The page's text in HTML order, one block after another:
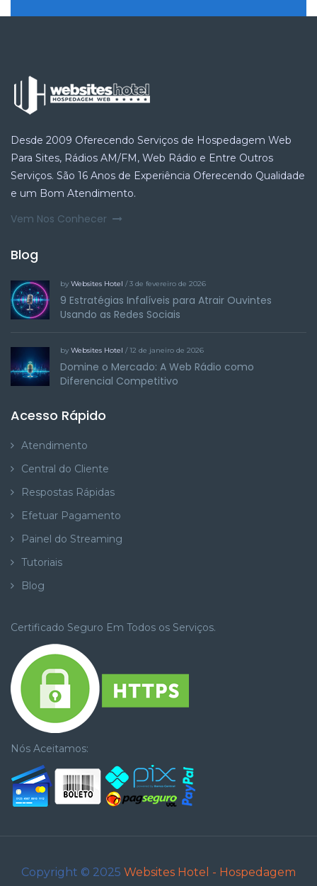
Desde 2009 Oferecendo Serviços de Hospedagem Web
Para Sites, Rádios AM/FM, Web Rádio e Entre Outros
Serviços. São 16 Anos de Experiência Oferecendo Qualidade
e um Bom Atendimento.
Vem Nos Conhecer
Blog
by Websites Hotel / 3 de fevereiro de 2026
9 Estratégias Infalíveis para Atrair Ouvintes
Usando as Redes Sociais
by Websites Hotel / 12 de janeiro de 2026
Domine o Mercado: A Web Rádio como
Diferencial Competitivo
Acesso Rápido
Atendimento
Central do Cliente
Respostas Rápidas
Efetuar Pagamento
Painel do Streaming
Tutoriais
Blog
Certificado Seguro Em Todos os Serviços.
Nós Aceitamos:
Copyright © 2025 Websites Hotel - Hospedagem